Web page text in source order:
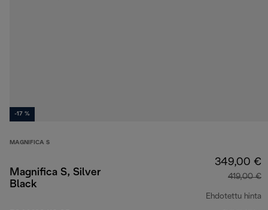
-17 %
MAGNIFICA S
Magnifica S, Silver
Black
349,00 €
419,00 €
Ehdotettu hinta